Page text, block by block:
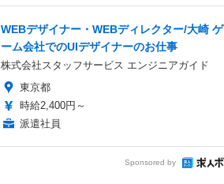
WEBデザイナー・WEBディレクター/大崎 ゲ
ーム会社でのUIデザイナーのお仕事
株式会社スタッフサービス エンジニアガイド
東京都
時給2,400円～
派遣社員
Sponsored by